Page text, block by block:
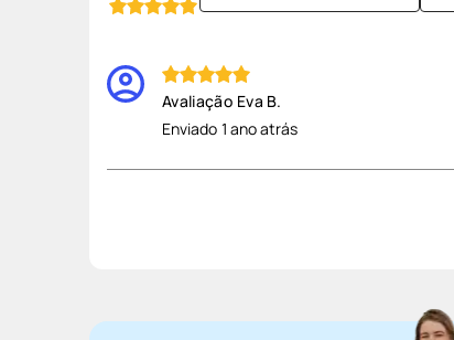
Enviado 1 ano atrás
Eva B.